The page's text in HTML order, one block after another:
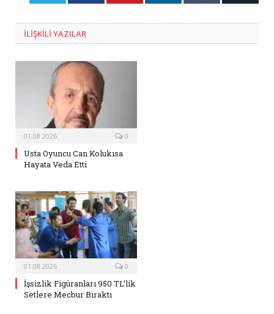
ILIŞKILI YAZILAR
01.08.2026 0
Usta Oyuncu Can Kolukısa
Hayata Veda Etti
01.08.2026 0
İşsizlik Figüranları 950 TL’lik
Setlere Mecbur Bıraktı